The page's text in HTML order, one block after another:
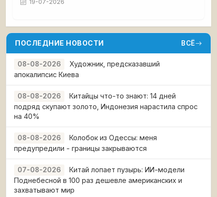
19-07-2026
ПОСЛЕДНИЕ НОВОСТИ ВСЁ
08-08-2026
Художник, предсказавший
апокалипсис Киева
08-08-2026
Китайцы что-то знают: 14 дней
подряд скупают золото, Индонезия нарастила спрос
на 40%
08-08-2026
Колобок из Одессы: меня
предупредили - границы закрываются
07-08-2026
Китай лопает пузырь: ИИ-модели
Поднебесной в 100 раз дешевле американских и
захватывают мир